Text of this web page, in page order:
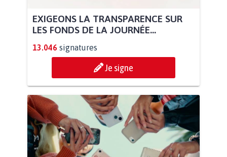
EXIGEONS LA TRANSPARENCE SUR
LES FONDS DE LA JOURNÉE...
13.046 signatures
Je signe